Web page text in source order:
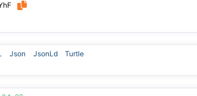
Json JsonLd Turtle